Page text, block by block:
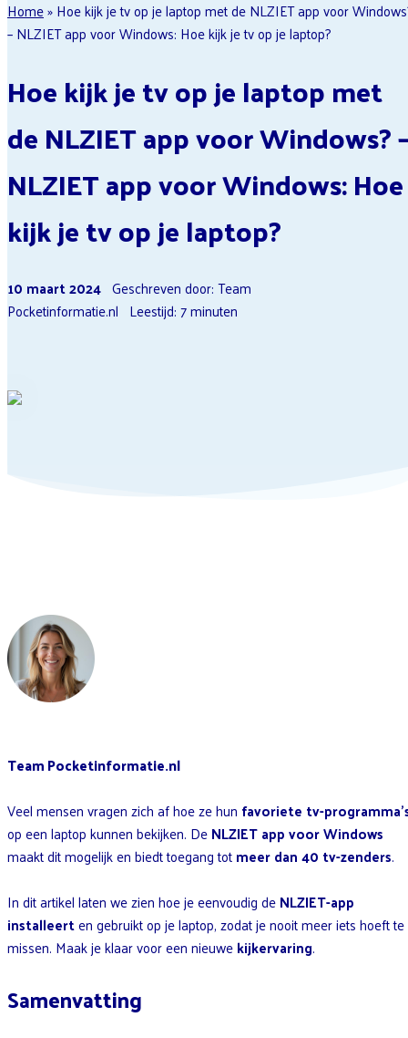
streamingdiensten
Spotify
Uitzetten
Abonnement
Lebara Opzeggen
Home»Hoe kijk je tv op je laptop met de NLZIET app voor
– NLZIET app voor Windows: Hoe kijk je tv op je laptop?
Hoe kijk je tv op je laptop met
de NLZIET app voor Windows?
NLZIET app voor Windows: Hoe
kijk je tv op je laptop?
10 maart 2024 Geschreven door: Team
Pocketinformatie.nl Leestijd:7minuten
Team Pocketinformatie.nl
Veel mensen vragen zich af hoe ze hun favoriete tv-
op een laptop kunnen bekijken. DeNLZIET app voor Windows
maakt dit mogelijk en biedt toegang totmeer dan 40 tv-zenders.
In dit artikel laten we zien hoe je eenvoudig deNLZIET-app
installeerten gebruikt op je laptop, zodat je nooit meer iets hoeft te
missen. Maak je klaar voor een nieuwekijkervaring.
Samenvatting